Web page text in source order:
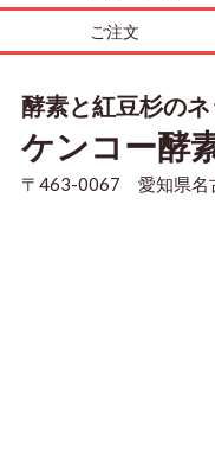
ご注文
酵素と紅豆杉の
ケンコー酵
〒463-0067 愛知県名